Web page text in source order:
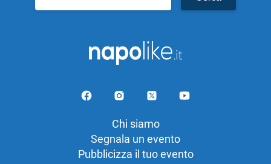
per:
Chi siamo
Segnala un evento
Pubblicizza il tuo evento